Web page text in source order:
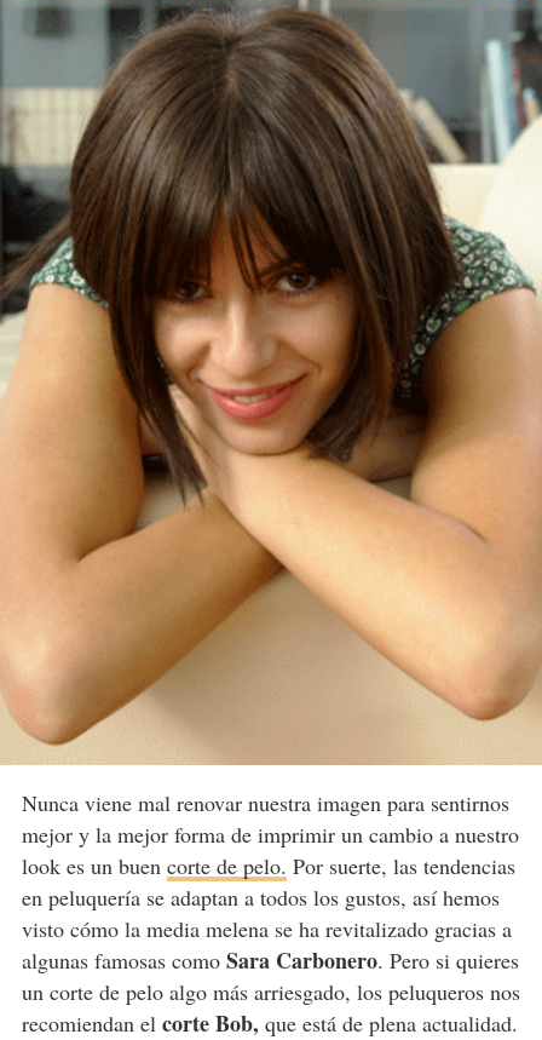
Nunca viene mal renovar nuestra imagen para sentirnos
mejor y la mejor forma de imprimir un cambio a nuestro
look es un buen corte de pelo. Por suerte, las tendencias
en peluquería se adaptan a todos los gustos, así hemos
visto cómo la media melena se ha revitalizado gracias a
algunas famosas como Sara Carbonero. Pero si quieres
un corte de pelo algo más arriesgado, los peluqueros nos
recomiendan el corte Bob, que está de plena actualidad.